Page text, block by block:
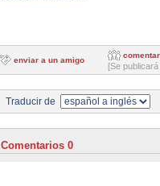
enviar a un amigo
comentar
[Se
Traducir de
Comentarios 0